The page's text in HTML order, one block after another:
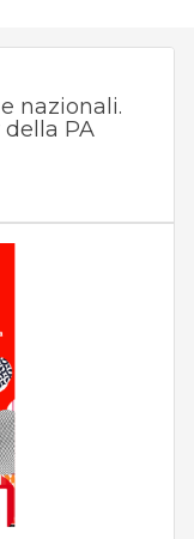
nazionali.
PA